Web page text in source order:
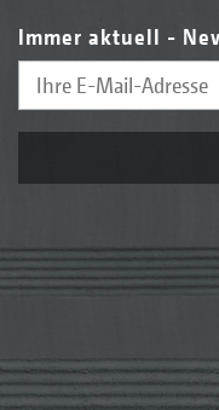
Immer aktuell -